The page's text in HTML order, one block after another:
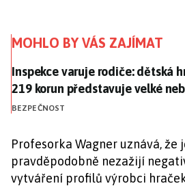
MOHLO BY VÁS ZAJÍMAT
Inspekce varuje rodiče:
Inspekce varuje rodiče: dětská
219 korun představuje velké
BEZPEČNOST
Profesorka Wagner uznává,
pravděpodobně nezažijí
vytváření profilů výrobci